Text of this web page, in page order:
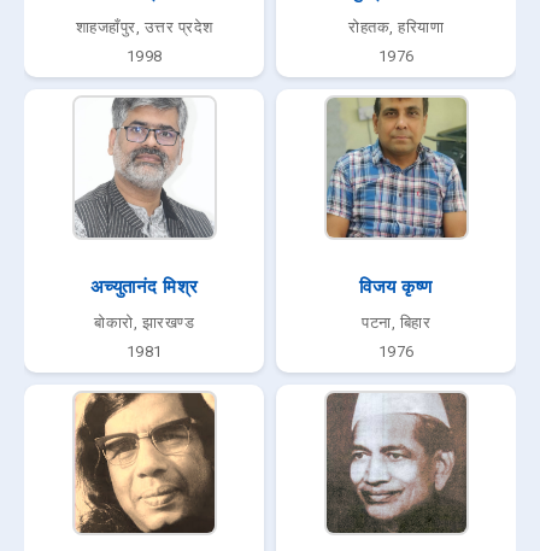
शाहजहाँपुर, उत्तर प्रदेश
1998
रोहतक, हरियाणा
1976
अच्युतानंद मिश्र
बोकारो, झारखण्ड
1981
विजय कृष्ण
पटना, बिहार
1976